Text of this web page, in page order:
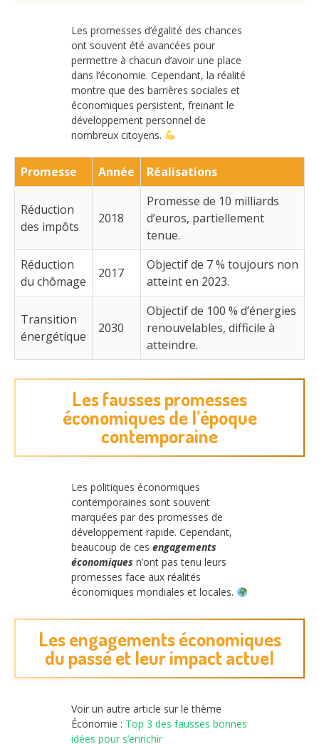
Les promesses d’égalité des chances
ont souvent été avancées pour
permettre à chacun d’avoir une place
dans l’économie. Cependant, la réalité
montre que des barrières sociales et
économiques persistent, freinant le
développement personnel de
nombreux citoyens.
Promesse Année Réalisations
Réduction
des impôts
2018
Promesse de 10 milliards
d’euros, partiellement
tenue.
Réduction
du chômage
2017
Objectif de 7 % toujours non
atteint en 2023.
Transition
énergétique
2030
Objectif de 100 % d’énergies
renouvelables, difficile à
atteindre.
Les fausses promesses
économiques de l’époque
contemporaine
Les politiques économiques
contemporaines sont souvent
marquées par des promesses de
développement rapide. Cependant,
beaucoup de ces engagements
économiques n’ont pas tenu leurs
promesses face aux réalités
économiques mondiales et locales.
Les engagements économiques
du passé et leur impact actuel
Voir un autre article sur le thème
Économie : Top 3 des fausses bonnes
idées pour s’enrichir